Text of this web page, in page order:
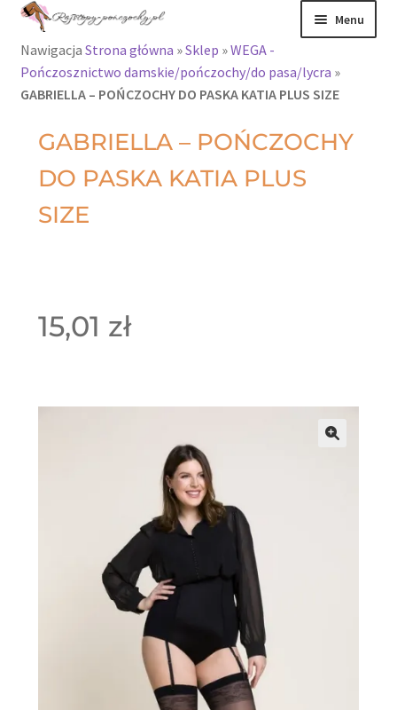
Menu
Rajstopy
Pończochy i
zakolanówki
Podkolanówki i
produkty
Nawigacja Strona główna »Sklep »WEGA -
Pończosznictwo damskie/pończochy/do pasa/lycra »
GABRIELLA – POŃCZOCHY DO PASKA KATIA PLUS SIZE
GABRIELLA – POŃCZOCHY
DO PASKA KATIA PLUS
SIZE
15,01 zł